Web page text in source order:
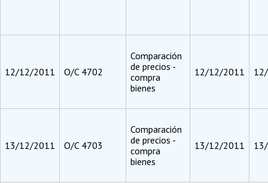
12/12/2011 O/C 4702
Comparación
de precios -
compra
bienes
12/12/2011
13/12/2011 O/C 4703
Comparación
de precios -
compra
bienes
13/12/2011